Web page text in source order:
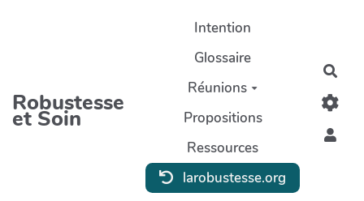
Robustesse
et Soin
Intention
Glossaire
Réunions
Propositions
Ressources
larobustesse.org